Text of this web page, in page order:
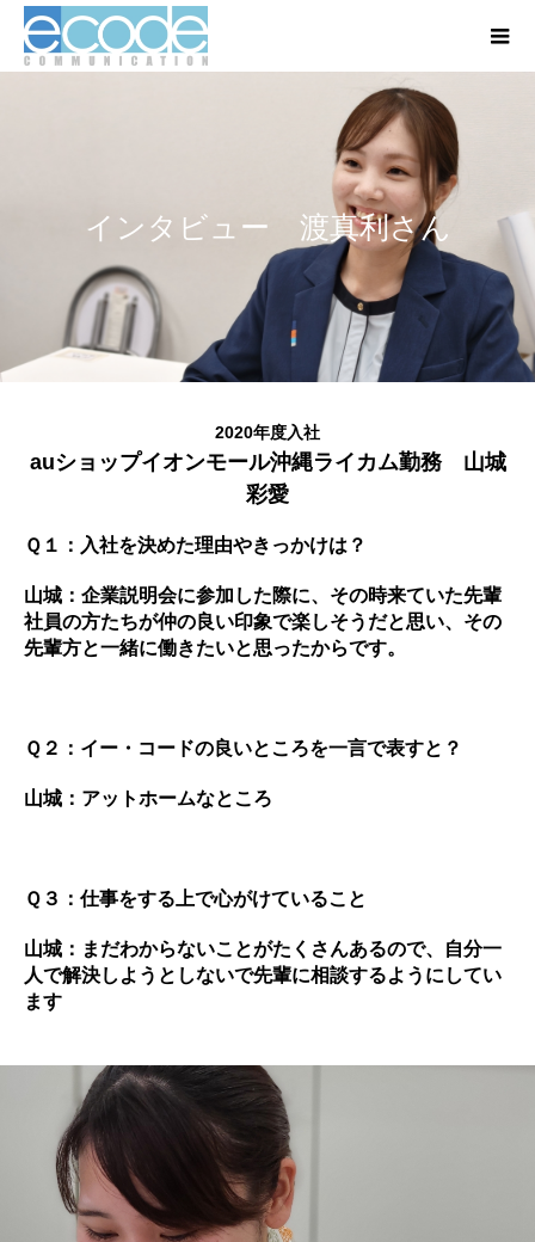
インタビュー 渡真利さん
2020年度入社
auショップイオンモール沖縄ライカム勤務 山城
彩愛
Ｑ１：入社を決めた理由やきっかけは？
山城：企業説明会に参加した際に、その時来ていた先輩
社員の方たちが仲の良い印象で楽しそうだと思い、その
先輩方と一緒に働きたいと思ったからです。
Ｑ２：イー・コードの良いところを一言で表すと？
山城：アットホームなところ
Ｑ３：仕事をする上で心がけていること
山城：まだわからないことがたくさんあるので、自分一
人で解決しようとしないで先輩に相談するようにしてい
ます